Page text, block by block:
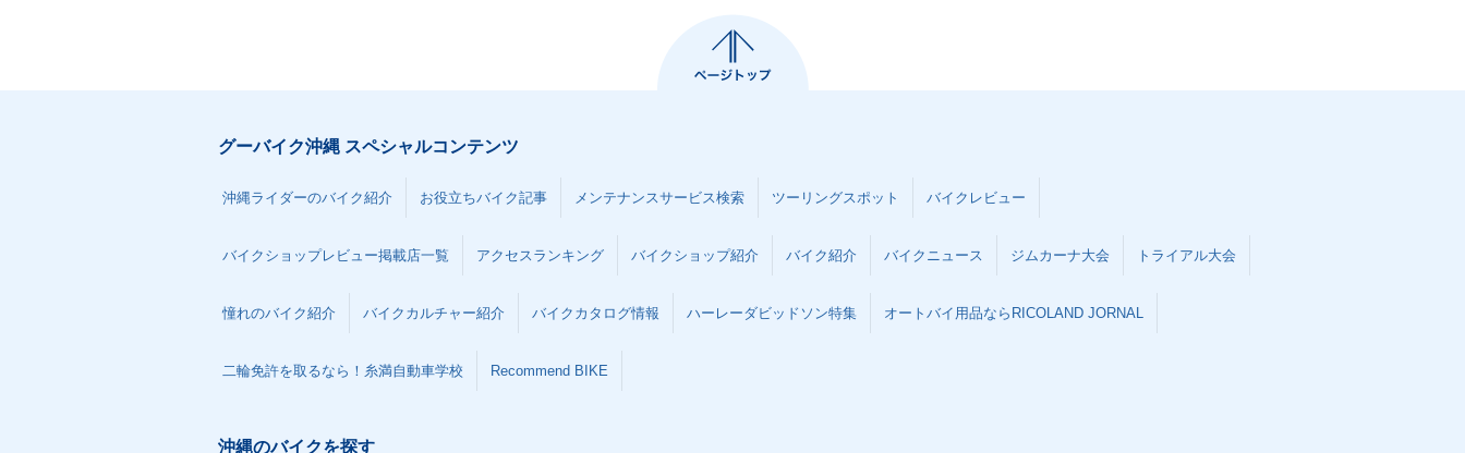
グーバイク沖縄 スペシャルコンテンツ
沖縄ライダーのバイク紹介 お役立ちバイク記事 メンテナンスサービス検索 ツーリングスポット バイクレビュー
バイクショップレビュー掲載店一覧 アクセスランキング バイクショップ紹介 バイク紹介 バイクニュース ジムカーナ大会 トライアル大会
憧れのバイク紹介 バイクカルチャー紹介 バイクカタログ情報 ハーレーダビッドソン特集 オートバイ用品ならRICOLAND JORNAL
二輪免許を取るなら！糸満自動車学校 Recommend BIKE
沖縄のバイクを探す